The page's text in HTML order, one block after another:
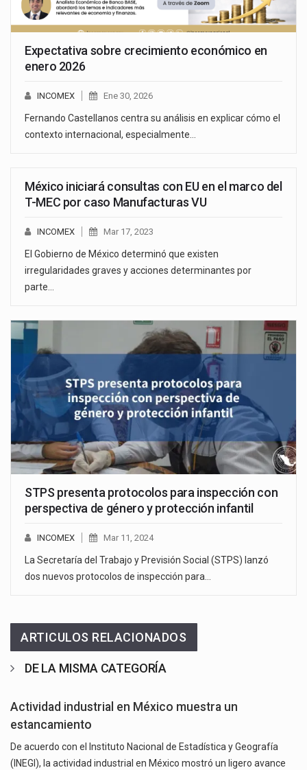
Expectativa sobre crecimiento económico en
enero 2026
INCOMEX Ene 30, 2026
Fernando Castellanos centra su análisis en explicar cómo el
contexto internacional, especialmente…
México iniciará consultas con EU en el marco del
T-MEC por caso Manufacturas VU
INCOMEX Mar 17, 2023
El Gobierno de México determinó que existen
irregularidades graves y acciones determinantes por
parte…
STPS presenta protocolos para inspección con
perspectiva de género y protección infantil
INCOMEX Mar 11, 2024
La Secretaría del Trabajo y Previsión Social (STPS) lanzó
dos nuevos protocolos de inspección para…
ARTICULOS RELACIONADOS
DE LA MISMA CATEGORÍA
Actividad industrial en México muestra un
estancamiento
De acuerdo con el Instituto Nacional de Estadística y Geografía
(INEGI), la actividad industrial en México mostró un ligero avance